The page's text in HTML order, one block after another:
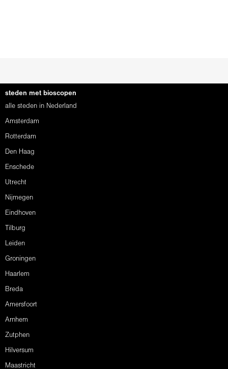
steden met bioscopen
alle steden in Nederland
Amsterdam
Rotterdam
Den Haag
Enschede
Utrecht
Nijmegen
Eindhoven
Tilburg
Leiden
Groningen
Haarlem
Breda
Amersfoort
Arnhem
Zutphen
Hilversum
Maastricht